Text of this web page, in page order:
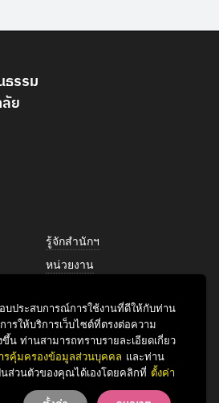
รรม
ย
รู้จักสำนักฯ
หน่วยงาน
บริการของเรา
ติดต่อเรา
Instagram TikTok
บประสบการณ์การใช้งานที่ดีให้กับท่าน
รให้บริการเว็บไซต์ที่ตรงต่อความ
น ท่านสามารถทราบรายละเอียดเกี่ยว
รคุ้มครองข้อมูลส่วนบุคคล และท่าน
ส่วนตัวของคุณได้เองโดยคลิกที่ ตั้งค่า